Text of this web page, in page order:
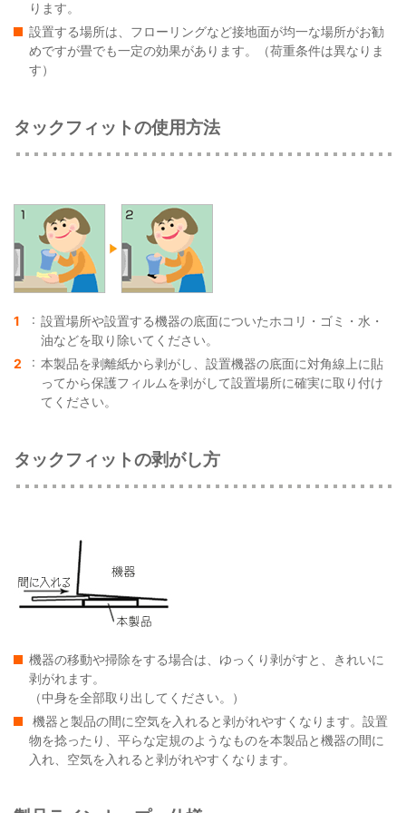
ります。
設置する場所は、フローリングなど接地面が均一な場所がお勧
めですが畳でも一定の効果があります。（荷重条件は異なりま
す）
タックフィットの使用方法
設置場所や設置する機器の底面についたホコリ・ゴミ・水・
油などを取り除いてください。
本製品を剥離紙から剥がし、設置機器の底面に対角線上に貼
ってから保護フィルムを剥がして設置場所に確実に取り付け
てください。
タックフィットの剥がし方
機器の移動や掃除をする場合は、ゆっくり剥がすと、きれいに
剥がれます。
（中身を全部取り出してください。）
機器と製品の間に空気を入れると剥がれやすくなります。設置
物を捻ったり、平らな定規のようなものを本製品と機器の間に
入れ、空気を入れると剥がれやすくなります。